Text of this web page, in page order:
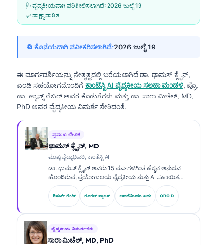
🩺 ವೈದ್ಯಕೀಯವಾಗಿ ಪರಿಶೀಲಿಸಲಾಗಿದೆ: 2026 ಜುಲೈ 19
✅ ಸಾಕ್ಷ್ಯಾಧಾರಿತ
🔄 ಕೊನೆಯದಾಗಿ ನವೀಕರಿಸಲಾಗಿದೆ:2026 ಜುಲೈ 19
ಈ ಮಾರ್ಗದರ್ಶಿಯನ್ನು ನೇತೃತ್ವದಲ್ಲಿ ಬರೆಯಲಾಗಿದೆ ಡಾ. ಥಾಮಸ್ ಕ್ಲೈನ್,
ಎಂಡಿ ಸಹಯೋಗದೊಂದಿಗೆ ಕಾಂಟೆಸ್ಟಿ AI ವೈದ್ಯಕೀಯ ಸಲಹಾ ಮಂಡಳಿ, ಪ್ರೊ.
ಡಾ. ಹ್ಯಾನ್ಸ್ ವೆಬರ್ ಅವರ ಕೊಡುಗೆಗಳು ಮತ್ತು ಡಾ. ಸಾರಾ ಮಿಚೆಲ್, MD,
PhD ಅವರ ವೈದ್ಯಕೀಯ ವಿಮರ್ಶೆ ಸೇರಿದಂತೆ.
ಪ್ರಮುಖ ಲೇಖಕ
ಥಾಮಸ್ ಕ್ಲೈನ್, MD
ಮುಖ್ಯ ವೈದ್ಯಾಧಿಕಾರಿ, ಕಾಂತೆಸ್ಟಿ AI
ಡಾ. ಥಾಮಸ್ ಕ್ಲೈನ್ ಅವರು 15 ವರ್ಷಗಳಿಗಿಂತ ಹೆಚ್ಚಿನ ಅನುಭವ
ಹೊಂದಿರುವ, ಪ್ರಯೋಗಾಲಯ ವೈದ್ಯಕೀಯ ಮತ್ತು AI ಸಹಾಯಿತ
ಕ್ಲಿನಿಕಲ್ ವಿಶ್ಲೇಷಣೆಯಲ್ಲಿ ಪರಿಣತಿ ಹೊಂದಿರುವ, ಬೋರ್ಡ್-ಪ್ರಮಾಣಿತ
ಕ್ಲಿನಿಕಲ್ ಹೆಮಟಾಲಜಿಸ್ಟ್ ಮತ್ತು ಇಂಟರ್ನಿಸ್ಟ್ ಆಗಿದ್ದಾರೆ. Kantesti AI
ನಲ್ಲಿ ಮುಖ್ಯ ವೈದ್ಯಕೀಯ ಅಧಿಕಾರಿ (Chief Medical Officer)
ಅವರು ಬಯೋಮಾರ್ಕರ್ ವ್ಯಾಖ್ಯಾನ ಮತ್ತು ಪ್ರಯೋಗಾಲಯ
ರೋಗನಿರ್ಣಯಗಳ ಕುರಿತು ಪ್ರಯೋಗಾಲಯ ವೈದ್ಯಕೀಯ ವಿಷಯಗಳಲ್ಲಿ
ರಿಸರ್ಚ್ ಗೇಟ್ ಗೂಗಲ್ ಸ್ಕಾಲರ್ ಅಕಾಡೆಮಿಯಾ.ಎಡು ORCID
ವೈದ್ಯಕೀಯ ವಿಮರ್ಶಕರು
ಸಾರಾ ಮಿಚೆಲ್, MD, PhD